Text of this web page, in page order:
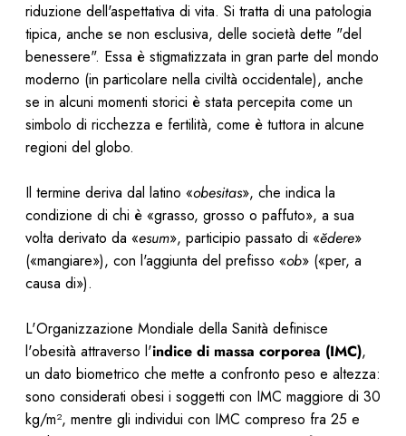
riduzione dell'aspettativa di vita. Si tratta di una patologia
tipica, anche se non esclusiva, delle società dette "del
benessere". Essa è stigmatizzata in gran parte del mondo
moderno (in particolare nella civiltà occidentale), anche
se in alcuni momenti storici è stata percepita come un
simbolo di ricchezza e fertilità, come è tuttora in alcune
regioni del globo.
Il termine deriva dal latino «obesitas», che indica la
condizione di chi è «grasso, grosso o paffuto», a sua
volta derivato da «esum», participio passato di «ĕdere»
(«mangiare»), con l'aggiunta del prefisso «ob» («per, a
causa di»).
L'Organizzazione Mondiale della Sanità definisce
l'obesità attraverso l'indice di massa corporea (IMC),
un dato biometrico che mette a confronto peso e altezza:
sono considerati obesi i soggetti con IMC maggiore di 30
kg/m², mentre gli individui con IMC compreso fra 25 e